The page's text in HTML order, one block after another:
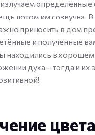
потом им созвучна. В
приносить в дом
и полученные
находились в хорошем
духа – тогда и их